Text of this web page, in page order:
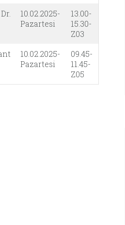
10.02.2025-
Pazartesi
13.00-
15.30-
Z03
10.02.2025-
Pazartesi
09.45-
11.45-
Z05